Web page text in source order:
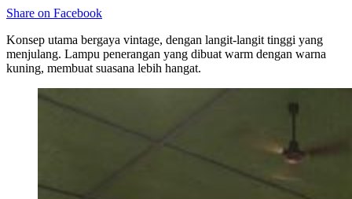
Share on Facebook
Konsep utama bergaya vintage, dengan langit-langit tinggi yang
menjulang. Lampu penerangan yang dibuat warm dengan warna
kuning, membuat suasana lebih hangat.